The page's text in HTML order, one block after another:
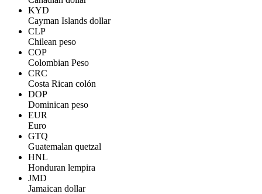
KYD
Cayman Islands dollar
CLP
Chilean peso
COP
Colombian Peso
CRC
Costa Rican colón
DOP
Dominican peso
EUR
Euro
GTQ
Guatemalan quetzal
HNL
Honduran lempira
JMD
Jamaican dollar